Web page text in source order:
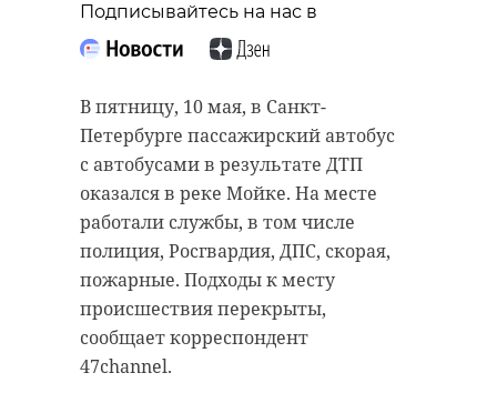
Подписывайтесь на нас в
В пятницу, 10 мая, в Санкт-
Петербурге пассажирский автобус
с автобусами в результате ДТП
оказался в реке Мойке. На месте
работали службы, в том числе
полиция, Росгвардия, ДПС, скорая,
пожарные. Подходы к месту
происшествия перекрыты,
сообщает корреспондент
47channel.
(Тосненский район Ленинградской
области) в пятницу, 10 мая, на
почестями предали земле останки
191 воинов Красной армии.
Их нашли поисковые отряды из
нескольких регионов во время
проведения поисковой
экспедиции "Любань-2024".
Как рассказали 47channel
поисковики, получилось
выяснить имена и личные данные
Подписывайтесь на нас в
В минувший четверг, 9 мая, во
всех регионах России проходили
торжественно-праздничные
мероприятия в честь 79
годовщины Победы в Великой
Отечественной войне. Дань
памяти защитникам Отечества
отдавали также и в Санкт-
Петербурге и Ленинградской
области.